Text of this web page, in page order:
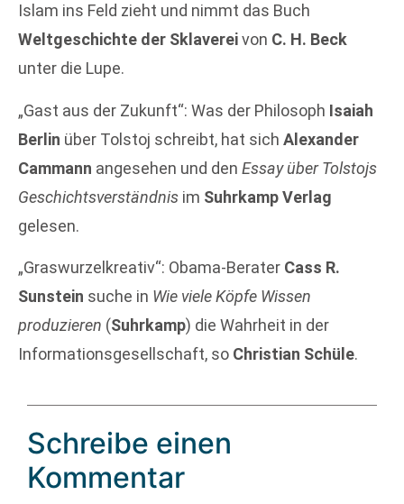
Islam ins Feld zieht und nimmt das Buch
Weltgeschichte der Sklavereivon C. H. Beck
unter die Lupe.
„Gast aus der Zukunft“: Was der Philosoph Isaiah
Berlin über Tolstoj schreibt, hat sich Alexander
Cammann angesehen und den Essay über Tolstojs
Geschichtsverständnis im Suhrkamp Verlag
gelesen.
„Graswurzelkreativ“: Obama-Berater Cass R.
Sunstein suche in Wie viele Köpfe Wissen
produzieren (Suhrkamp) die Wahrheit in der
Informationsgesellschaft, so Christian Schüle.
Schreibe einen
Kommentar